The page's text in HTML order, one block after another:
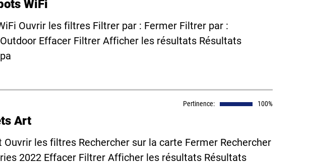
WiFi
Ouvrir les filtres Filtrer par : Fermer Filtrer par :
Effacer Filtrer Afficher les résultats Résultats
Pertinence: 100%
Art
les filtres Rechercher sur la carte Fermer Rechercher
2022 Effacer Filtrer Afficher les résultats Résultats